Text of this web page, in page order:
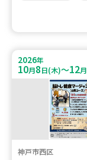
2026年
10月8日(木)～12月
神戸市西区